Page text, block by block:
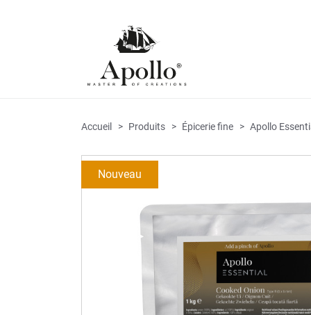
Accueil Produits Épicerie fine Apollo
Nouveau